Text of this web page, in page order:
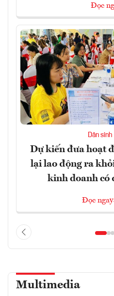
Đọc
Dân sinh
Dự kiến đưa hoạt
lại lao động ra
kinh doanh có
Đọc ngay
Multimedia